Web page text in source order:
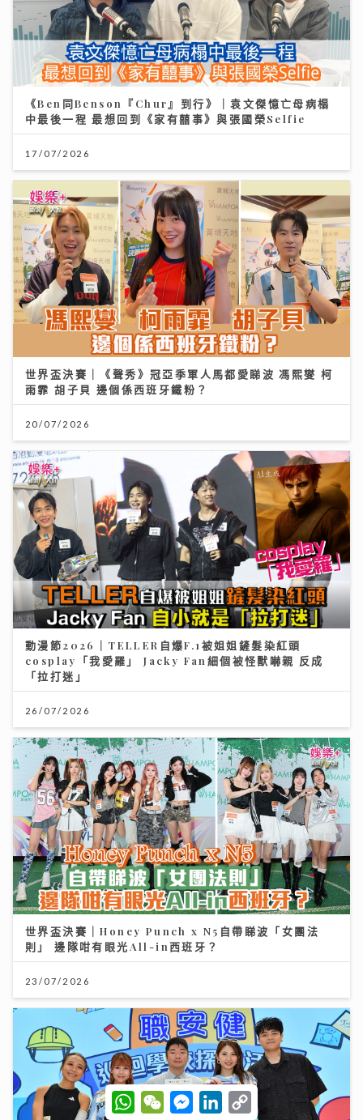
《Ben同Benson『Chur』到行》｜袁文傑憶亡母病榻
中最後一程 最想回到《家有囍事》與張國榮Selfie
17/07/2026
世界盃決賽｜《聲秀》冠亞季軍人馬都愛睇波 馮熙燮 柯
雨霏 胡子貝 邊個係西班牙鐵粉？
20/07/2026
動漫節2026｜TELLER自爆F.1被姐姐鏟髮染紅頭
cosplay「我愛羅」 Jacky Fan細個被怪獸嚇親 反成
「拉打迷」
26/07/2026
世界盃決賽｜Honey Punch x N5自帶睇波「女團法
則」 邊隊咁有眼光All-in西班牙？
23/07/2026
W
h
W
e
M
e
L
o